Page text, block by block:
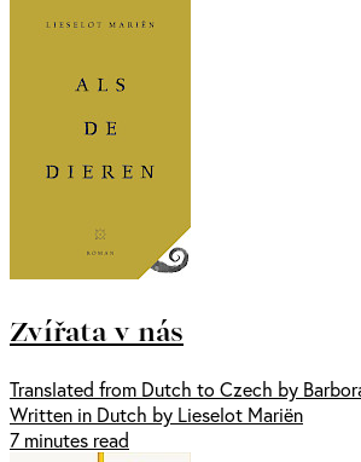
Zvířata v nás
Translated from Dutch to Czech by
Written in Dutch by Lieselot Mariën
7 minutes read